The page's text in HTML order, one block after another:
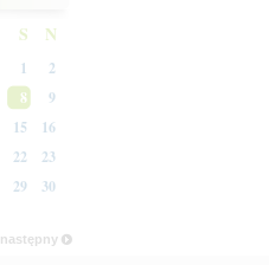
S N
1 2
8 9
15 16
22 23
29 30
następny